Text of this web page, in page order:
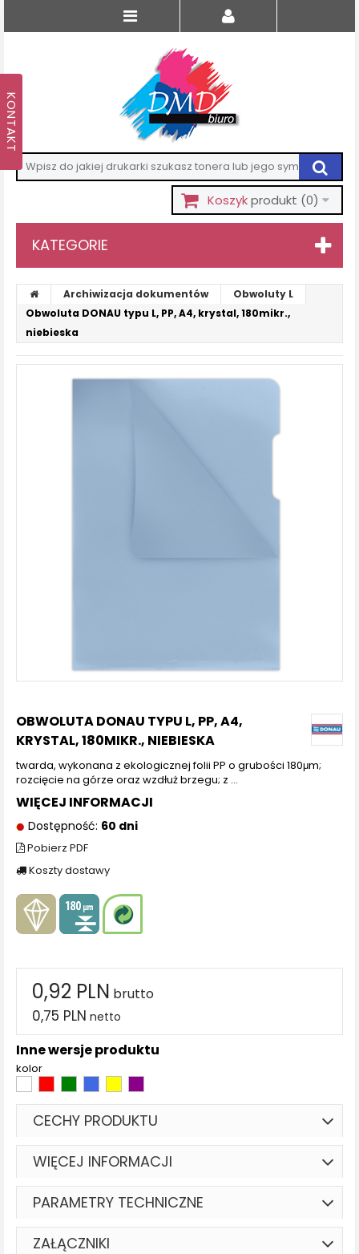
Koszykprodukt (0)
KATEGORIE
Archiwizacja dokumentów
Obwoluty L
Obwoluta DONAU typu L, PP, A4, krystal, 180mikr.,
niebieska
OBWOLUTA DONAU TYPU L, PP, A4,
KRYSTAL, 180MIKR., NIEBIESKA
twarda, wykonana z ekologicznej folii PP o grubości 180μm;
rozcięcie na górze oraz wzdłuż brzegu; z ...
WIĘCEJ INFORMACJI
Dostępność: 60 dni
Pobierz PDF
Koszty dostawy
0,92 PLN brutto
0,75 PLN netto
Inne wersje produktu
kolor
CECHY PRODUKTU
WIĘCEJ INFORMACJI
PARAMETRY TECHNICZNE
ZAŁĄCZNIKI